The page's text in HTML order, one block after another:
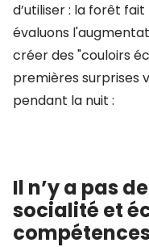
d’utiliser : la forêt
évaluons
créer des "couloirs
premières surprises
pendant la nuit :
Il n’y a pas
socialité et